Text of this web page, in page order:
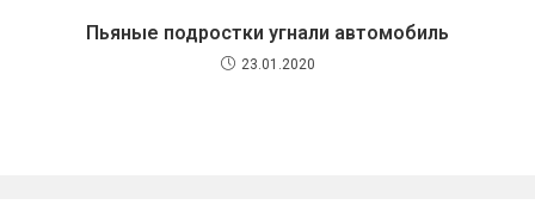
Пьяные подростки угнали автомобиль
23.01.2020